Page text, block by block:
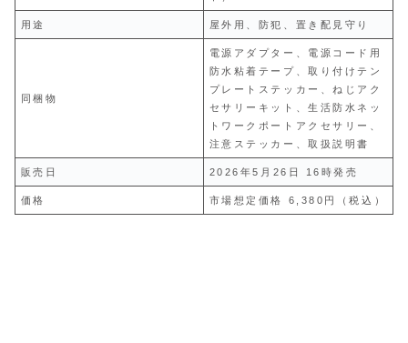
用途 屋外用、防犯、置き配見守り
同梱物
電源アダプター、電源コード用
防水粘着テープ、取り付けテン
プレートステッカー、ねじアク
セサリーキット、生活防水ネッ
トワークポートアクセサリー、
注意ステッカー、取扱説明書
販売日 2026年5月26日 16時発売
価格 市場想定価格 6,380円（税込）